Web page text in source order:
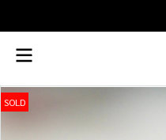
SOLD